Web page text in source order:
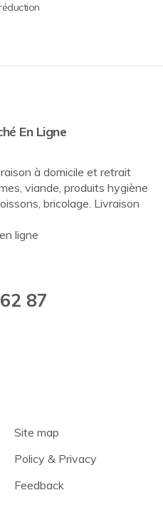
En Ligne
à domicile et retrait
viande, produits hygiène
bricolage. Livraison
ligne
87
Site map
Policy & Privacy
Feedback